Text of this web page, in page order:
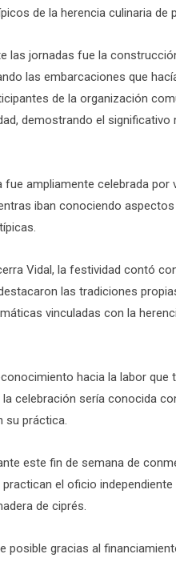
de la herencia culinaria de
las jornadas fue la
las embarcaciones que
de la organización
demostrando el
ampliamente celebrada
iban conociendo
Vidal, la festividad contó
las tradiciones
vinculadas con la
hacia la labor
celebración sería conocida
su práctica.
este fin de semana de
el oficio
de ciprés.
posible gracias al